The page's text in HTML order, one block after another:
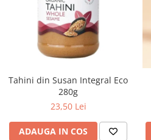
CREME ȘI PASTE TARTINABILE
CONDIMENTE
CEAIURI GRECEȘTI
HEALTHY SNACKS
SUPERALIMENTE
BACANIE
Tahini din Susan Integral Eco
280g
23,50 Lei
ADAUGA IN COS